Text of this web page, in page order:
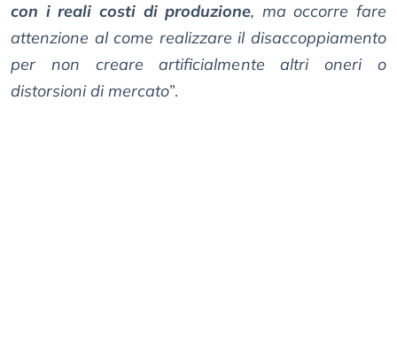
con i reali costi di produzione, ma occorre fare
attenzione al come realizzare il disaccoppiamento
per non creare artificialmente altri oneri o
distorsioni di mercato”.